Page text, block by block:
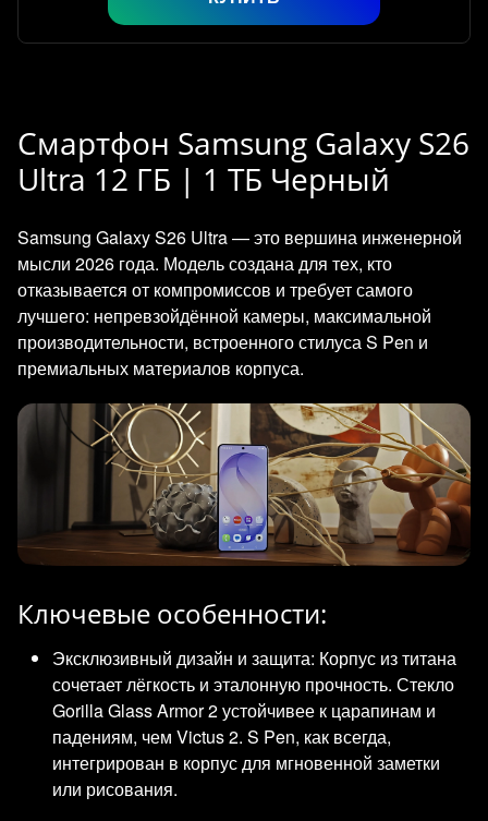
Смартфон Samsung Galaxy S26
Ultra 12 ГБ | 1 ТБ Черный
Samsung Galaxy S26 Ultra — это вершина инженерной
мысли 2026 года. Модель создана для тех, кто
отказывается от компромиссов и требует самого
лучшего: непревзойдённой камеры, максимальной
производительности, встроенного стилуса S Pen и
премиальных материалов корпуса.
Ключевые особенности:
Эксклюзивный дизайн и защита: Корпус из титана
сочетает лёгкость и эталонную прочность. Стекло
Gorilla Glass Armor 2 устойчивее к царапинам и
падениям, чем Victus 2. S Pen, как всегда,
интегрирован в корпус для мгновенной заметки
или рисования.